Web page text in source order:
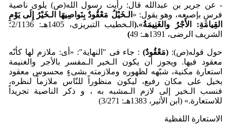
- عن جریر بن عبدالله قال: رأیت رسول الله(ص) یلوی ناصیة
فرسٍ بإصبعه، وهو یقول: « الـخَیلُ مَعقُودٌ بِنَواصِیهَا الـخَیرُ إِلَی یَومِ
القِیامَةِ: الأَجرُ والغَنِیمَةُ».
(
الـخطیب التبریزی، 1405هـ: 2/1136؛
الشریف الرضی، 1391هـ: 49
)
حول قوله(ص): (مَعقُودٌ): جاء فی "النهایة": «أی: ملازم لها کأنّه
معقود فیها. ویجوز أن یکون الـخیر الـمفسر بالأجر والغنیمة
استعارة مکنیة، شبّهه لظهوره وملازمته بشیءٍ محسوس معقود
بخیل علی مکان رفیع، لیکون منظوراً للنّاس ملازماً لنظره،
فنسب الـخیر إلی لازم الـمشبه به ، و ذکر الناصیة تجریداً
للاستعارة.» (ابن الأثیر، 1383هـ: 3/271)
الاستعارة اللفظیة